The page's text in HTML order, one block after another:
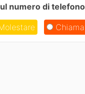
numero di